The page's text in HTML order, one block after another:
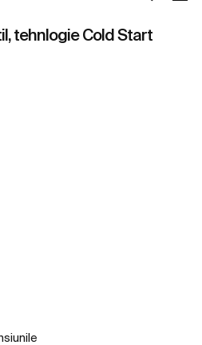
tehnlogie Cold Start